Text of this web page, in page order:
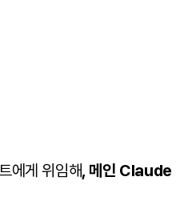
에게 위임해, 메인 Claude